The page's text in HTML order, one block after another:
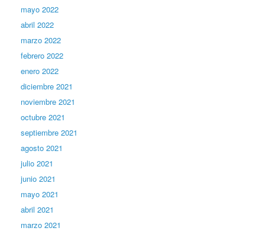
mayo 2022
abril 2022
marzo 2022
febrero 2022
enero 2022
diciembre 2021
noviembre 2021
octubre 2021
septiembre 2021
agosto 2021
julio 2021
junio 2021
mayo 2021
abril 2021
marzo 2021